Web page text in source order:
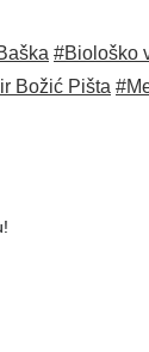
#Biološko
Božić Pišta